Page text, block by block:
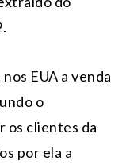
EUA a venda
o
os clientes da
por ela a